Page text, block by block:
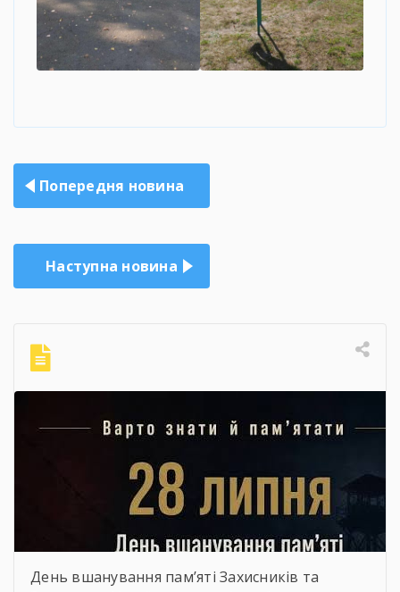
Навігація
записів
Попередня новина
Наступна новина
День вшанування пам’яті Захисників та